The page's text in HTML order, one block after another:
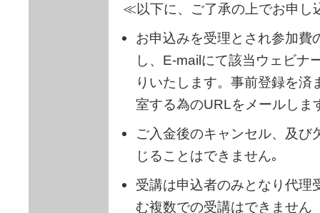
≪以下に、ご了承の上でお申し
お申込みを受理とされ参加費
し、E-mailにて該当ウェビナ
りいたします。事前登録を済
室する為のURLをメールしま
ご入金後のキャンセル、及び
じることはできません｡
受講は申込者のみとなり代理
む複数での受講はできません